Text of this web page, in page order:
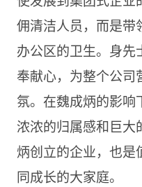
佣清洁人员，而是带
办公区的卫生。身先
奉献心，为整个公司
氛。在魏成炳的影响
浓浓的归属感和巨
炳创立的企业，也
同成长的大家庭。